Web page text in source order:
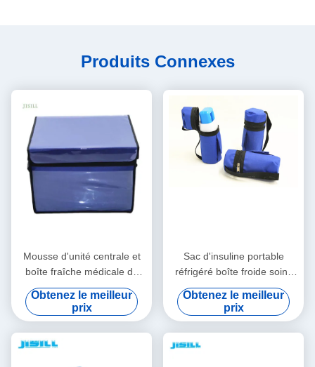
Produits Connexes
Mousse d'unité centrale et
boîte fraîche médicale de
panneau d'isolation de vide
pour le transport de chaîne
du froid
Obtenez le meilleur
prix
Sac d'insuline portable
réfrigéré boîte froide soins
personnels avec logo -
Imprimé pour les aliments
surgelés
Obtenez le meilleur
prix